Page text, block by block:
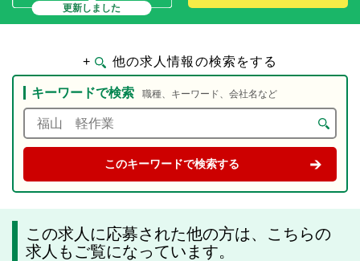
更新しました
+ 他の求人情報の検索をする
キーワードで検索 職種、キーワード、会社名など
この求人に応募された他の方は、こちらの
求人もご覧になっています。